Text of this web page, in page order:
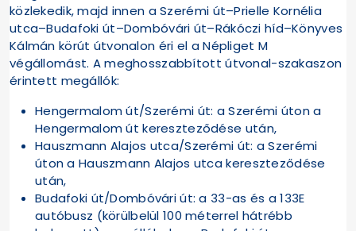
közlekedik, majd innen a Szerémi út–Prielle Kornélia
utca–Budafoki út–Dombóvári út–Rákóczi híd–Könyves
Kálmán körút útvonalon éri el a Népliget M
végállomást. A meghosszabbított útvonal-szakaszon
érintett megállók:
Hengermalom út/Szerémi út: a Szerémi úton a
Hengermalom út kereszteződése után,
Hauszmann Alajos utca/Szerémi út: a Szerémi
úton a Hauszmann Alajos utca kereszteződése
után,
Budafoki út/Dombóvári út: a 33-as és a 133E
autóbusz (körülbelül 100 méterrel hátrébb